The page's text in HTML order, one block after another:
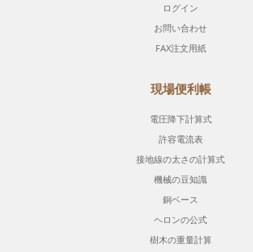
ログイン
お問い合わせ
FAX注文用紙
現場便利帳
電圧降下計算式
許容電流表
接地線の太さの計算式
機械の豆知識
銅ベース
ヘロンの公式
樹木の重量計算